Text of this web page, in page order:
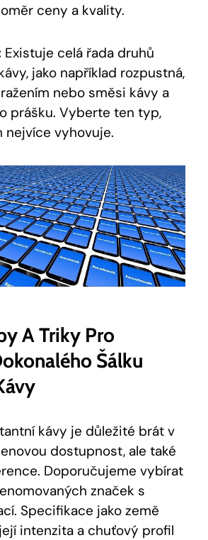
ceny a kvality.
Existuje celá řada druhů
jako například rozpustná,
nebo směsi kávy a
prášku. Vyberte ten typ,
nejvíce vyhovuje.
A Triky Pro
Šálku
kávy je důležité brát v
dostupnost, ale také
Doporučujeme vybírat
značek s
Specifikace jako země
intenzita a chuťový profil